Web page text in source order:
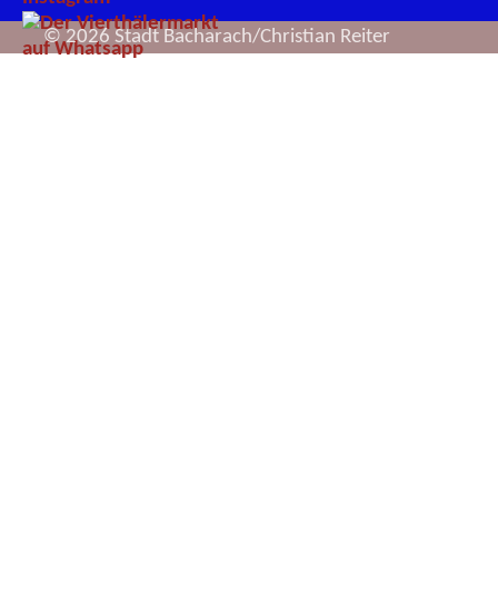
© 2026 Stadt Bacharach/Christian Reiter